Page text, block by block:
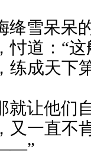
雪呆呆
忖道：“
练成天下
让他们
又一直不